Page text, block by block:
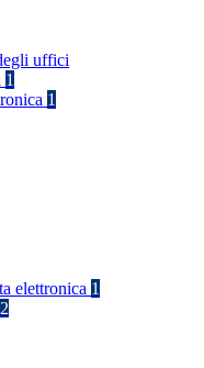
uffici
1
1
elettronica 1